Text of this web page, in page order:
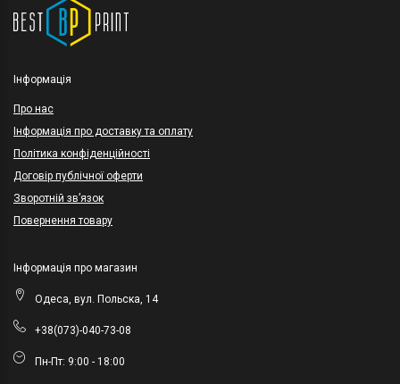
Інформація
Про нас
Інформація про доставку та оплату
Політика конфіденційності
Договір публічної оферти
Зворотній зв’язок
Повернення товару
Інформація про магазин
Одеса, вул. Польска, 14
+38(073)-040-73-08
Пн-Пт: 9:00 - 18:00